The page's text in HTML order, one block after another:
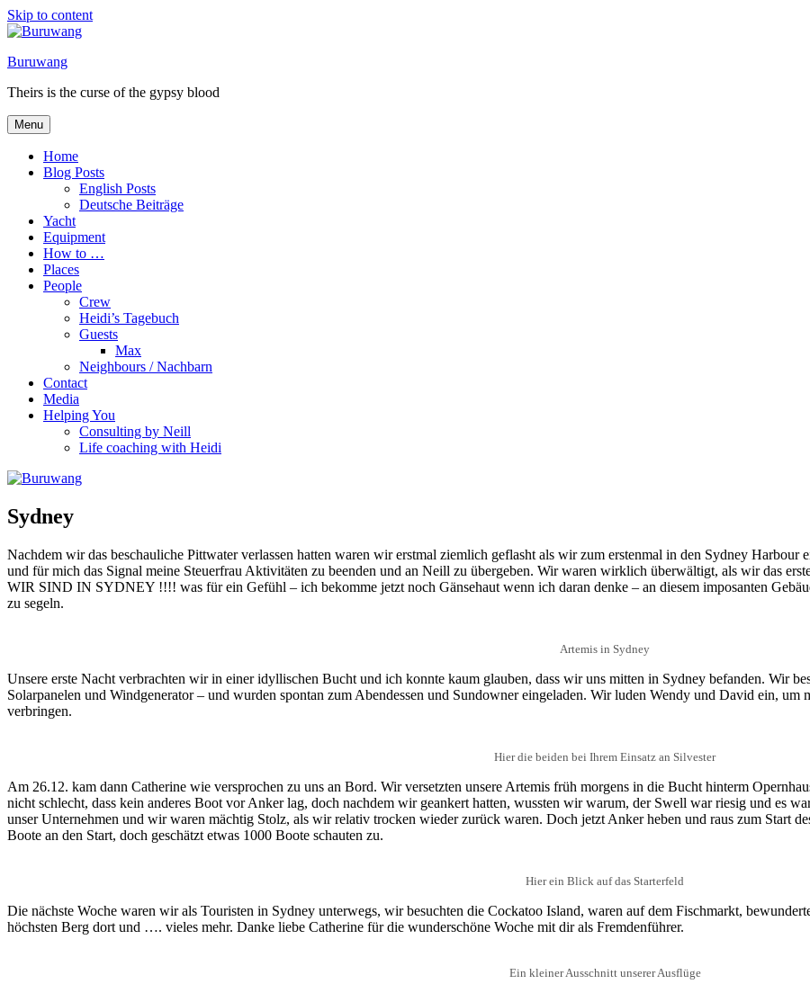
Skip to content
Buruwang
Theirs is the curse of the gypsy blood
Menu
Home
Blog Posts
English Posts
Deutsche Beiträge
Yacht
Equipment
How to …
Places
People
Crew
Heidi’s Tagebuch
Guests
Max
Neighbours / Nachbarn
Contact
Media
Helping You
Consulting by Neill
Life coaching with Heidi
Sydney
Nachdem wir das beschauliche Pittwater verlassen hatten waren wir erstmal ziemlich geflasht als wir zum erstenmal in den Sydney
und für mich das Signal meine Steuerfrau Aktivitäten zu beenden und an Neill zu übergeben. Wir waren wirklich überwältigt, als wir das
WIR SIND IN SYDNEY !!!! was für ein Gefühl – ich bekomme jetzt noch Gänsehaut wenn ich daran denke – an diesem imposanten
zu segeln.
Artemis in Sydney
Unsere erste Nacht verbrachten wir in einer idyllischen Bucht und ich konnte kaum glauben, dass wir uns mitten in Sydney befanden. Wir
Solarpanelen und Windgenerator – und wurden spontan zum Abendessen und Sundowner eingeladen. Wir luden Wendy und David ein,
verbringen.
Hier die beiden bei Ihrem Einsatz an Silvester
Am 26.12. kam dann Catherine wie versprochen zu uns an Bord. Wir versetzten unsere Artemis früh morgens in die Bucht hinterm
nicht schlecht, dass kein anderes Boot vor Anker lag, doch nachdem wir geankert hatten, wussten wir warum, der Swell war riesig und es
unser Unternehmen und wir waren mächtig Stolz, als wir relativ trocken wieder zurück waren. Doch jetzt Anker heben und raus zum Start
Boote an den Start, doch geschätzt etwas 1000 Boote schauten zu.
Hier ein Blick auf das Starterfeld
Die nächste Woche waren wir als Touristen in Sydney unterwegs, wir besuchten die Cockatoo Island, waren auf dem Fischmarkt,
höchsten Berg dort und …. vieles mehr. Danke liebe Catherine für die wunderschöne Woche mit dir als Fremdenführer.
Ein kleiner Ausschnitt unserer Ausflüge